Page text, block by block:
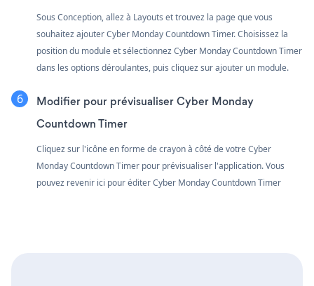
Sous Conception, allez à Layouts et trouvez la page que vous
souhaitez ajouter Cyber Monday Countdown Timer. Choisissez la
position du module et sélectionnez Cyber Monday Countdown Timer
dans les options déroulantes, puis cliquez sur ajouter un module.
Modifier pour prévisualiser Cyber Monday
Countdown Timer
Cliquez sur l'icône en forme de crayon à côté de votre Cyber
Monday Countdown Timer pour prévisualiser l'application. Vous
pouvez revenir ici pour éditer Cyber Monday Countdown Timer